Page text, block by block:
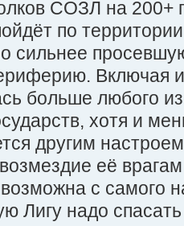
СОЗЛ на 200+
по
сильнее
Включая
больше любого
хотя и
другим
её
с самого
Лигу надо